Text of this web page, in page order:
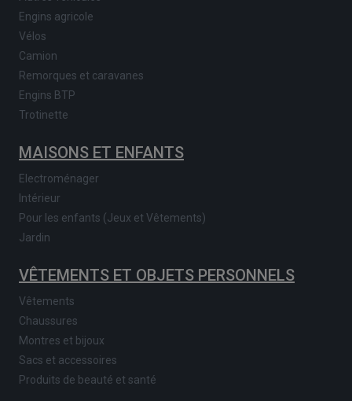
Engins agricole
Vélos
Camion
Remorques et caravanes
Engins BTP
Trotinette
MAISONS ET ENFANTS
Electroménager
Intérieur
Pour les enfants (Jeux et Vêtements)
Jardin
VÊTEMENTS ET OBJETS PERSONNELS
Vêtements
Chaussures
Montres et bijoux
Sacs et accessoires
Produits de beauté et santé